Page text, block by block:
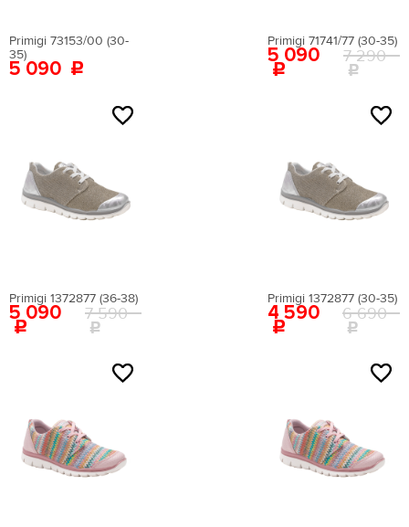
Цвета
Primigi 73153/00 (30-
35)
5 090
Primigi 71741/77 (30-35)
5 090 7 290
Primigi 1372877 (36-38)
5 090 7 590
Primigi 1372877 (30-35)
4 590 6 690